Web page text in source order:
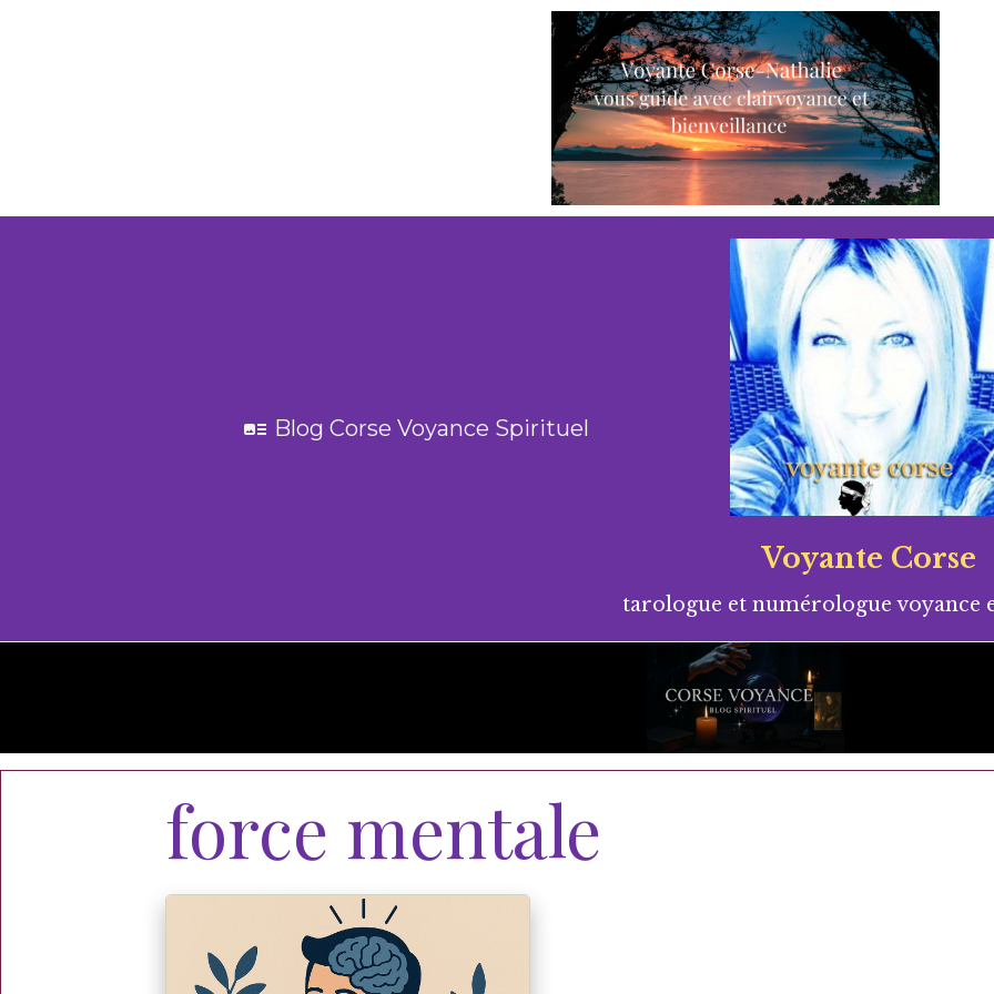
Blog Corse Voyance Spirituel
Voyante Corse
tarologue et numérologue voyance
force mentale